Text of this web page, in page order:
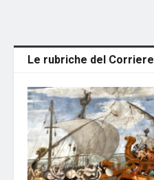
Le rubriche del Corriere